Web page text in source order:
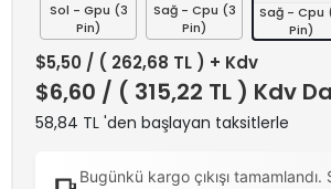
Sol - Gpu (3
Pin)
Sağ - Cpu (3
Pin)
Sağ - Cpu
Pin)
$5,50 / ( 262,68 TL ) + Kdv
$6,60 / ( 315,22 TL ) Kdv
58,84 TL 'den başlayan taksitlerle
Bugünkü kargo çıkışı tamamlandı.